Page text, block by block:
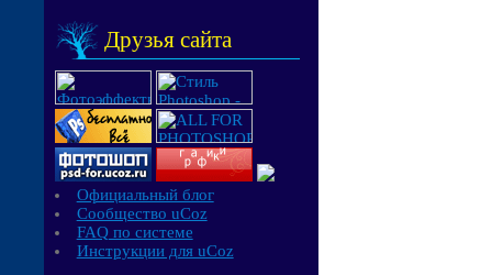
Друзья сайта
Официальный блог
Сообщество uCoz
FAQ по системе
Инструкции для uCoz